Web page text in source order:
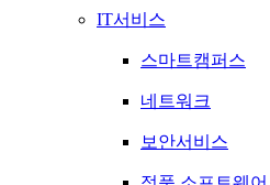
IT서비스
스마트캠퍼스
네트워크
보안서비스